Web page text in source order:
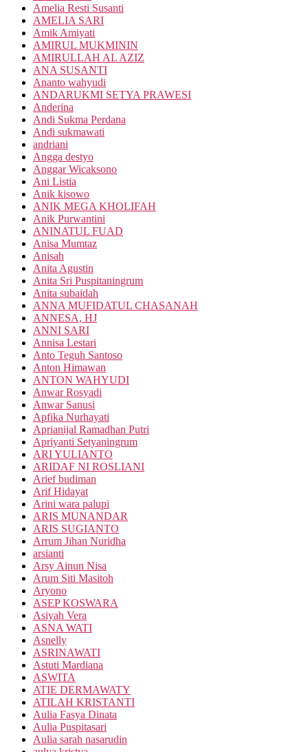
Amelia Resti Susanti
AMELIA SARI
Amik Amiyati
AMIRUL MUKMININ
AMIRULLAH AL AZIZ
ANA SUSANTI
Ananto wahyudi
ANDARUKMI SETYA PRAWESI
Anderina
Andi Sukma Perdana
Andi sukmawati
andriani
Angga destyo
Anggar Wicaksono
Ani Listia
Anik kisowo
ANIK MEGA KHOLIFAH
Anik Purwantini
ANINATUL FUAD
Anisa Mumtaz
Anisah
Anita Agustin
Anita Sri Puspitaningrum
Anita subaidah
ANNA MUFIDATUL CHASANAH
ANNESA, HJ
ANNI SARI
Annisa Lestari
Anto Teguh Santoso
Anton Himawan
ANTON WAHYUDI
Anwar Rosyadi
Anwar Sanusi
Apfika Nurhayati
Aprianijal Ramadhan Putri
Apriyanti Setyaningrum
ARI YULIANTO
ARIDAF NI ROSLIANI
Arief budiman
Arif Hidayat
Arini wara palupi
ARIS MUNANDAR
ARIS SUGIANTO
Arrum Jihan Nuridha
arsianti
Arsy Ainun Nisa
Arum Siti Masitoh
Aryono
ASEP KOSWARA
Asiyah Vera
ASNA WATI
Asnelly
ASRINAWATI
Astuti Mardiana
ASWITA
ATIE DERMAWATY
ATILAH KRISTANTI
Aulia Fasya Dinata
Aulia Puspitasari
Aulia sarah nasarudin